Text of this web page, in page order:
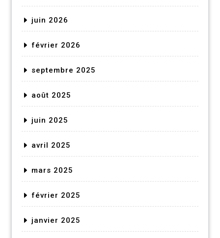
juin 2026
février 2026
septembre 2025
août 2025
juin 2025
avril 2025
mars 2025
février 2025
janvier 2025